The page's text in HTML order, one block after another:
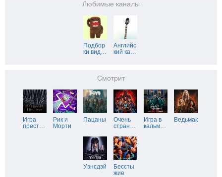
Любимые каналы
Подбор
ки вид…
Английс
кий ка…
Смотрит
Игра
прест…
Рик и
Морти
Пацаны
Очень
стран…
Игра в
кальм…
Ведьмак
Уэнсдэй
Бессты
жие